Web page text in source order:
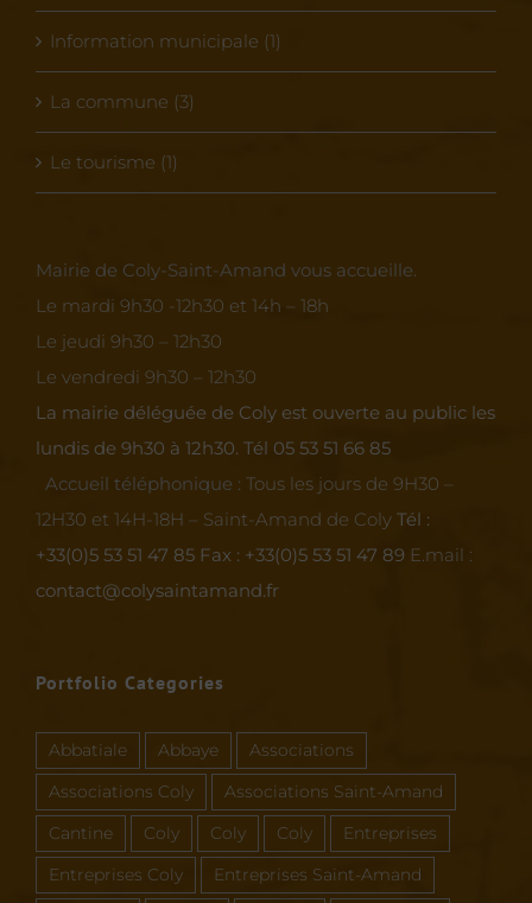
Information municipale (1)
La commune (3)
Le tourisme (1)
Mairie de Coly-Saint-Amand vous accueille.
Le mardi 9h30 -12h30 et 14h – 18h
Le jeudi 9h30 – 12h30
Le vendredi 9h30 – 12h30
La mairie déléguée de Coly est ouverte au public les
lundis de 9h30 à 12h30. Tél 05 53 51 66 85
Accueil téléphonique : Tous les jours de 9H30 –
12H30 et 14H-18H – Saint-Amand de Coly Tél :
+33(0)5 53 51 47 85 Fax : +33(0)5 53 51 47 89 E.mail :
contact@colysaintamand.fr
Portfolio Categories
Abbatiale Abbaye Associations
Associations Coly Associations Saint-Amand
Cantine Coly Coly Coly Entreprises
Entreprises Coly Entreprises Saint-Amand